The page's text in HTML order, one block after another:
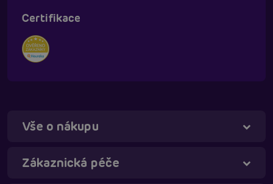
Certifikace
Vše o nákupu
Zákaznická péče